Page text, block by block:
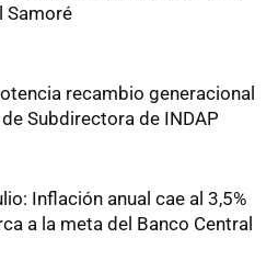
Samoré
recambio generacional
Subdirectora de INDAP
Inflación anual cae al 3,5%
a la meta del Banco Central